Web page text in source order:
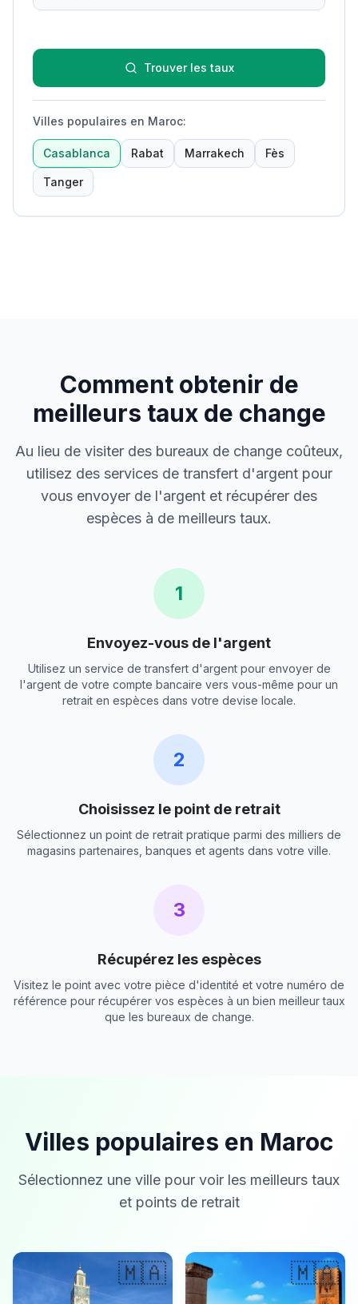
Trouver les taux
Villes populaires en Maroc:
Casablanca Rabat Marrakech Fès
Tanger
Comment obtenir de
meilleurs taux de change
Au lieu de visiter des bureaux de change coûteux,
utilisez des services de transfert d'argent pour
vous envoyer de l'argent et récupérer des
espèces à de meilleurs taux.
1
Envoyez-vous de l'argent
Utilisez un service de transfert d'argent pour envoyer de
l'argent de votre compte bancaire vers vous-même pour un
retrait en espèces dans votre devise locale.
2
Choisissez le point de retrait
Sélectionnez un point de retrait pratique parmi des milliers de
magasins partenaires, banques et agents dans votre ville.
3
Récupérez les espèces
Visitez le point avec votre pièce d'identité et votre numéro de
référence pour récupérer vos espèces à un bien meilleur taux
que les bureaux de change.
Villes populaires en Maroc
Sélectionnez une ville pour voir les meilleurs taux
et points de retrait
🇲🇦 🇲🇦